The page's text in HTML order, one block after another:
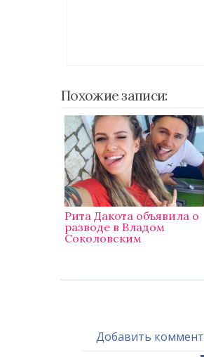
Похожие записи:
Рита Дакота объявила о
разводе в Владом
Соколовским
Добавить